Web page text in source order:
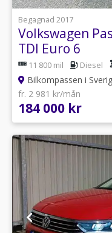
Begagnad 2017
Volkswagen
TDI Euro 6
11 800 mil Diesel
Bilkompassen i
fr. 2 981 kr/mån
184 000 kr